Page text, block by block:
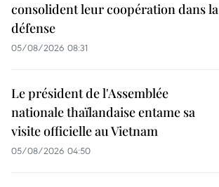
consolident leur coopération dans la
défense
05/08/2026 08:31
Le président de l'Assemblée
nationale thaïlandaise entame sa
visite officielle au Vietnam
05/08/2026 04:50